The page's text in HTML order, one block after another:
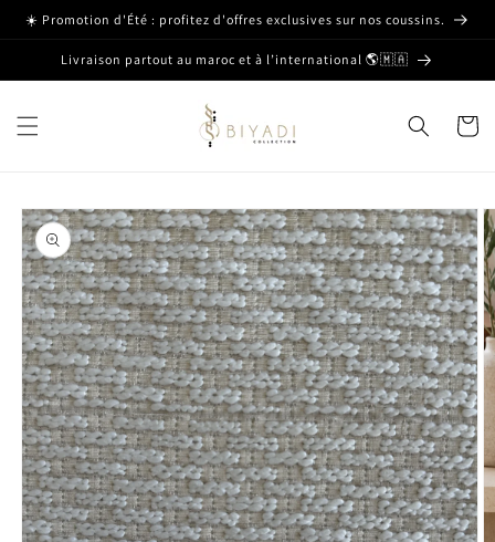
et passer
contenu
☀️ Promotion d'Été : profitez d'offres exclusives sur nos coussins.
Livraison partout au maroc et à l’international 🌎🇲🇦
Panier
Passer aux
informations
produits